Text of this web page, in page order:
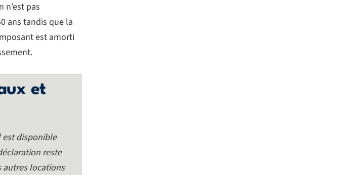
pas
ans tandis que la
est amorti
et
est disponible
reste
autres locations